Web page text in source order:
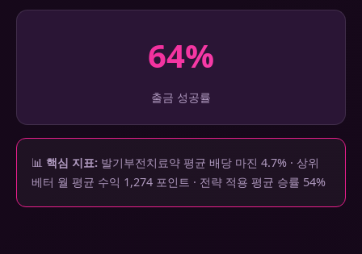
64%
출금 성공률
📊 핵심 지표: 발기부전치료약 평균 배당 마진 4.7% · 상위
베터 월 평균 수익 1,274 포인트 · 전략 적용 평균 승률 54%